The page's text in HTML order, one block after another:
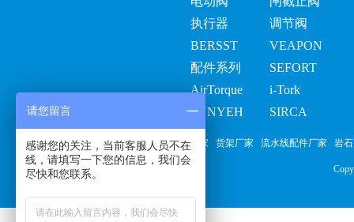
执行器
调节阀
BERSST
VEAPON
配件系列
SEFORT
AirTorque
i-Tork
SUNYEH
SIRCA
友情链接：气动球阀 首龙阀门厂家 货架厂家 流水线配件厂家 岩
请您留言
感谢您的关注，当前客服人员不在
线，请填写一下您的信息，我们会
尽快和您联系。